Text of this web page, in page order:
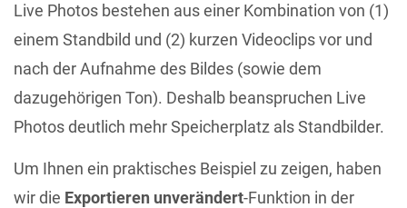
Live Photos bestehen aus einer Kombination von (1)
einem Standbild und (2) kurzen Videoclips vor und
nach der Aufnahme des Bildes (sowie dem
dazugehörigen Ton). Deshalb beanspruchen Live
Photos deutlich mehr Speicherplatz als Standbilder.
Um Ihnen ein praktisches Beispiel zu zeigen, haben
wir die Exportieren unverändert-Funktion in der